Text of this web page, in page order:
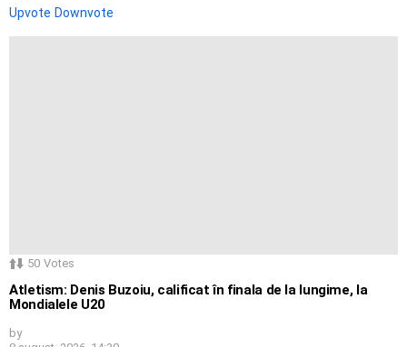
Upvote Downvote
50 Votes
Atletism: Denis Buzoiu, calificat în finala de la lungime, la
Mondialele U20
by